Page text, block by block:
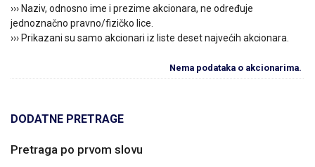
››› Naziv, odnosno ime i prezime akcionara, ne određuje
jednoznačno pravno/fizičko lice.
››› Prikazani su samo akcionari iz liste deset najvećih akcionara.
Nema podataka o akcionarima.
DODATNE PRETRAGE
Pretraga po prvom slovu